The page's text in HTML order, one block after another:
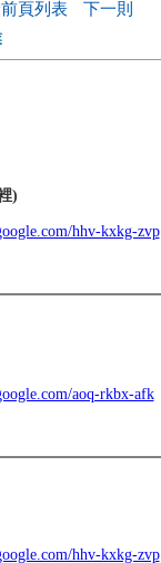
頁列表 下一則
)
hhv-kxkg-zvp
aoq-rkbx-afk
hhv-kxkg-zvp